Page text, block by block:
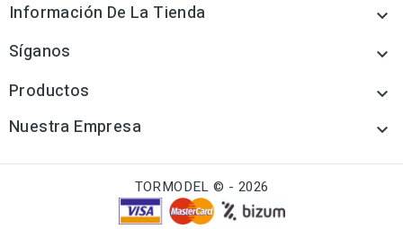
Información De La Tienda 
Síganos 
Productos 
Nuestra Empresa 
TORMODEL © - 2026